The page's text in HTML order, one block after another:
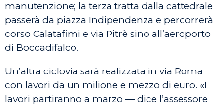
manutenzione; la terza tratta dalla cattedrale
passerà da piazza Indipendenza e percorrerà
corso Calatafimi e via Pitrè sino all’aeroporto
di Boccadifalco.
Un’altra ciclovia sarà realizzata in via Roma
con lavori da un milione e mezzo di euro. «I
lavori partiranno a marzo — dice l’assessore